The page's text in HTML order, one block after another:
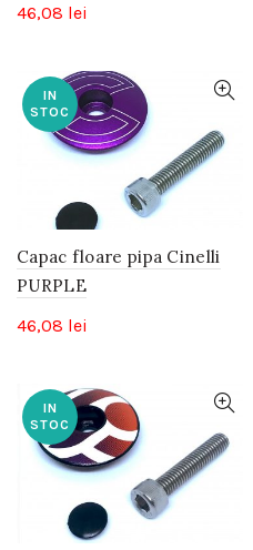
46,08 lei
IN
STOC
Capac floare pipa Cinelli
PURPLE
46,08 lei
IN
STOC